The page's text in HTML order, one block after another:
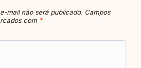
mail não será publicado. Campos
com *